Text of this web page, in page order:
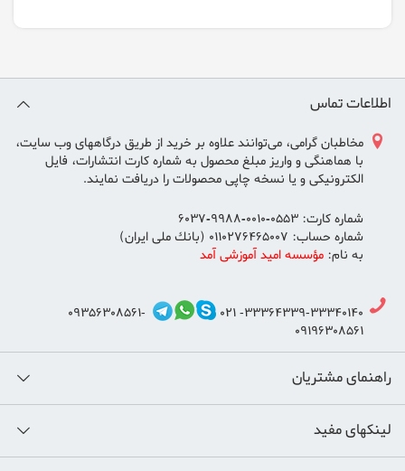
اطلاعات تماس
مخاطبان گرامی، می‌توانند علاوه بر خريد از طريق درگاههای وب سايت،
با هماهنگی و واريز مبلغ محصول به شماره كارت انتشارات، فايل
الكترونيكی و يا نسخه چاپی محصولات را دريافت نمايند.
شماره كارت: 0553-0010-9988-6037
شماره حساب: 0110276465007 (بانك ملی ايران)
به نام: مؤسسه اميد آموزشی آمد
33364339-33340140- 021
09356308561-
09196308561
راهنمای مشتریان
لینکهای مفید